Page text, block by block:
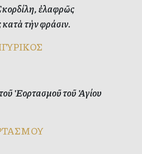
ἐλαφρῶς
τὴν φράσιν.
Ἑορτασμοῦ τοῦ Ἁγίου